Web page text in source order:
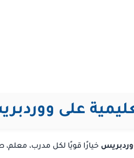
على
خيارًا قويًا لكل مدرب،